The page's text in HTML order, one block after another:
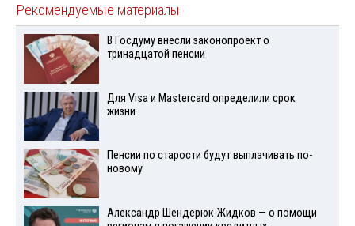
Рекомендуемые материалы
В Госдуму внесли законопроект о
тринадцатой пенсии
Для Visа и Mastercard определили срок
жизни
Пенсии по старости будут выплачивать по-
новому
Александр Шендерюк-Жидков — о помощи